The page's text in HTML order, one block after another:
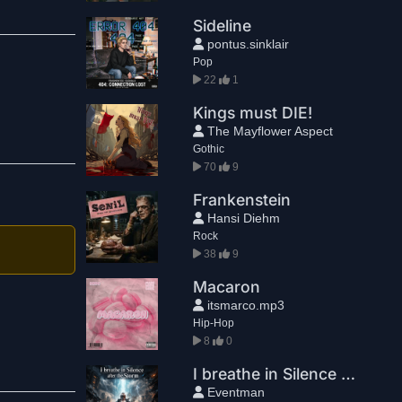
Sideline
pontus.sinklair
Pop
22
1
Kings must DIE!
The Mayflower Aspect
Gothic
70
9
Frankenstein
Hansi Diehm
Rock
38
9
Macaron
itsmarco.mp3
Hip-Hop
8
0
I breathe in Silence after the Storm
Eventman